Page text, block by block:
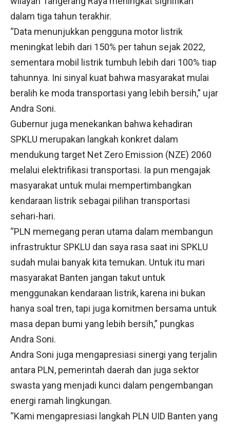
dalam tiga tahun terakhir.
“Data menunjukkan pengguna motor listrik
meningkat lebih dari 150% per tahun sejak 2022,
sementara mobil listrik tumbuh lebih dari 100% tiap
tahunnya. Ini sinyal kuat bahwa masyarakat mulai
beralih ke moda transportasi yang lebih bersih,” ujar
Andra Soni.
Gubernur juga menekankan bahwa kehadiran
SPKLU merupakan langkah konkret dalam
mendukung target Net Zero Emission (NZE) 2060
melalui elektrifikasi transportasi. Ia pun mengajak
masyarakat untuk mulai mempertimbangkan
kendaraan listrik sebagai pilihan transportasi
sehari-hari.
“PLN memegang peran utama dalam membangun
infrastruktur SPKLU dan saya rasa saat ini SPKLU
sudah mulai banyak kita temukan. Untuk itu mari
masyarakat Banten jangan takut untuk
menggunakan kendaraan listrik, karena ini bukan
hanya soal tren, tapi juga komitmen bersama untuk
masa depan bumi yang lebih bersih,” pungkas
Andra Soni.
Andra Soni juga mengapresiasi sinergi yang terjalin
antara PLN, pemerintah daerah dan juga sektor
swasta yang menjadi kunci dalam pengembangan
energi ramah lingkungan.
“Kami mengapresiasi langkah PLN UID Banten yang